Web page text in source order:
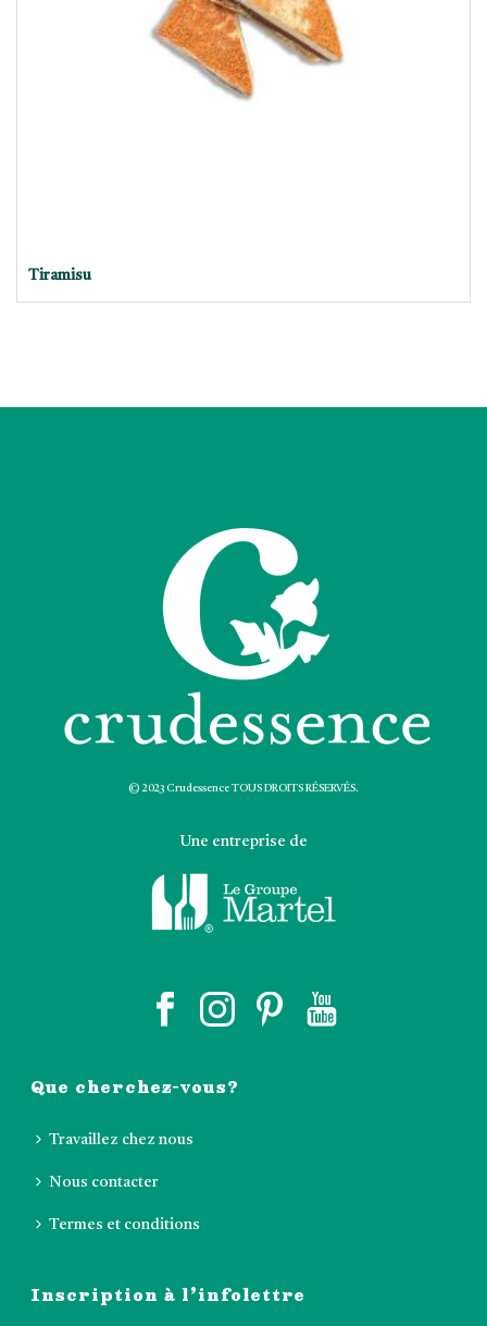
Tiramisu
© 2023 Crudessence TOUS DROITS RÉSERVÉS.
Une entreprise de
Que cherchez-vous?
Travaillez chez nous
Nous contacter
Termes et conditions
Inscription à l’infolettre